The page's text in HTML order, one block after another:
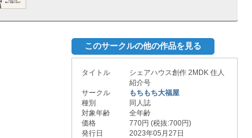
このサークルの他の作品を見る
タイトル
シェアハウス創作 2MDK 住人
紹介号
サークル
もちもち大福屋
種別
同人誌
対象年齢
全年齢
価格
770円 (税抜:700円)
発行日
2023年05月27日